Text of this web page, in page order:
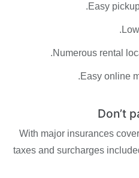
Easy
Numerous rental
Easy online
Don’t
With major insurances
taxes and surcharges